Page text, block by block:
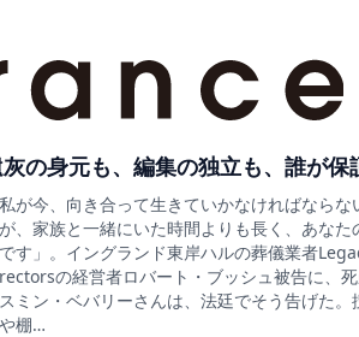
の身元も、編集の独立も、誰が保
私が今、向き合って生きていかなければなら
、家族と一緒にいた時間よりも長く、あな
す」。イングランド東岸ハルの葬儀業者
の経営者ロバート・ブッシュ被告に、
ミン・ベバリーさんは、法廷でそう告げた
棚…